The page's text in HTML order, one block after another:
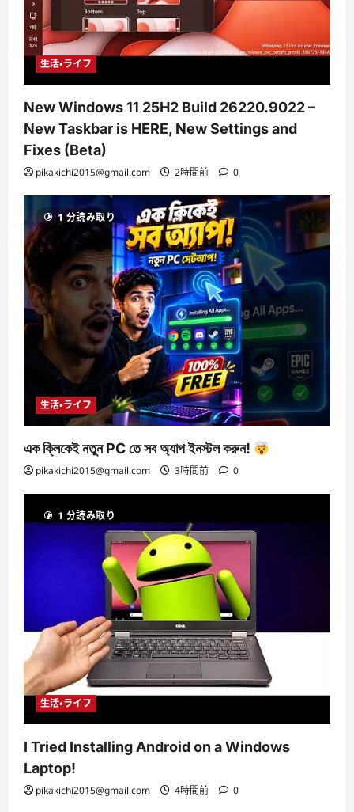
生活・ライフ
New Windows 11 25H2 Build 26220.9022 –
New Taskbar is HERE, New Settings and
Fixes (Beta)
pikakichi2015@gmail.com 2時間前 0
1 分読み取り
生活・ライフ
এক ক্লিকেই নতুন PC তে সব অ্যাপ ইনস্টল করুন!
pikakichi2015@gmail.com 3時間前 0
1 分読み取り
生活・ライフ
I Tried Installing Android on a Windows
Laptop!
pikakichi2015@gmail.com 4時間前 0